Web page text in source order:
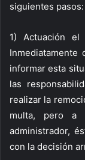
siguientes pasos:
1) Actuación el
Inmediatamente
informar esta
las
realizar la
multa, pero a
administrador,
con la decisión